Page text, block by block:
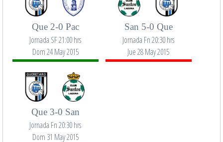
Que 2-0 Pac
Jornada SF 21:00 hrs
Dom 24 May 2015
San 5-0 Que
Jornada Fn 20:30 hrs
Jue 28 May 2015
Que 3-0 San
Jornada Fn 20:30 hrs
Dom 31 May 2015